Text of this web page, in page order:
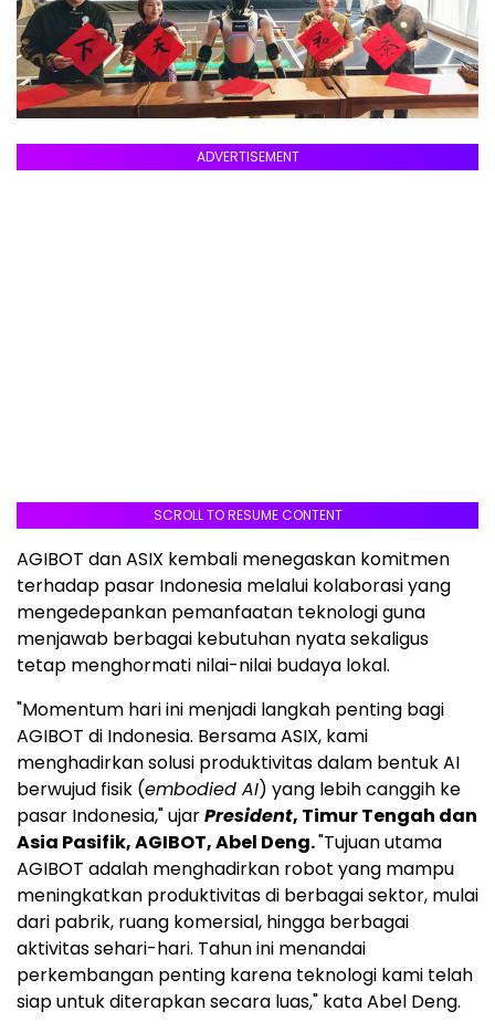
ADVERTISEMENT
SCROLL TO RESUME CONTENT
AGIBOT dan ASIX kembali menegaskan komitmen
terhadap pasar Indonesia melalui kolaborasi yang
mengedepankan pemanfaatan teknologi guna
menjawab berbagai kebutuhan nyata sekaligus
tetap menghormati nilai-nilai budaya lokal.
"Momentum hari ini menjadi langkah penting bagi
AGIBOT di Indonesia. Bersama ASIX, kami
menghadirkan solusi produktivitas dalam bentuk AI
berwujud fisik (embodied AI) yang lebih canggih ke
pasar Indonesia," ujarPresident, Timur Tengah dan
Asia Pasifik, AGIBOT, Abel Deng."Tujuan utama
AGIBOT adalah menghadirkan robot yang mampu
meningkatkan produktivitas di berbagai sektor, mulai
dari pabrik, ruang komersial, hingga berbagai
aktivitas sehari-hari. Tahun ini menandai
perkembangan penting karena teknologi kami telah
siap untuk diterapkan secara luas," kata Abel Deng.